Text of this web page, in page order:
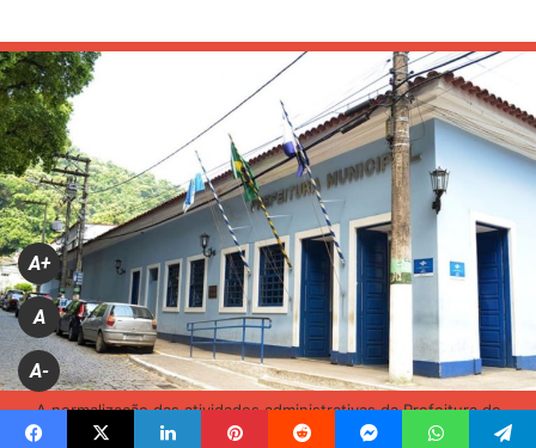
A+
A
A-
A normalização das atividades administrativas da Prefeitura de
Mangaratiba está prevista para o dia 1º de abril